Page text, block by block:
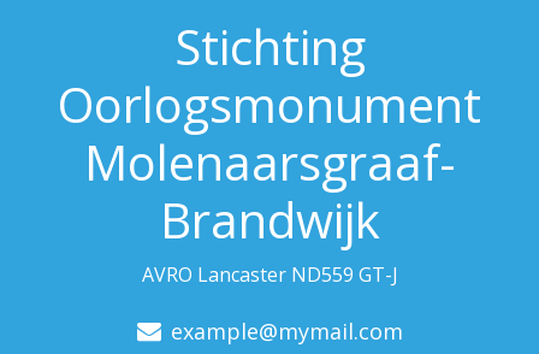
Stichting
Oorlogsmonument
Molenaarsgraaf-
Brandwijk
AVRO Lancaster ND559 GT-J
example@mymail.com